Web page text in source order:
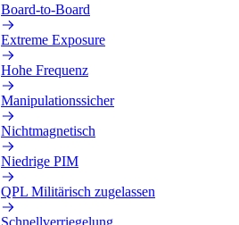
Board-to-Board
Extreme Exposure
Hohe Frequenz
Manipulationssicher
Nichtmagnetisch
Niedrige PIM
QPL Militärisch zugelassen
Schnellverriegelung